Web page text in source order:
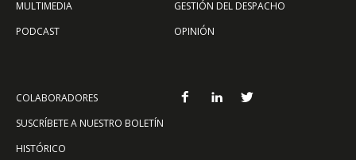
MULTIMEDIA
PODCAST
GESTIÓN DEL DESPACHO
OPINIÓN
COLABORADORES
SUSCRÍBETE A NUESTRO BOLETÍN
HISTÓRICO